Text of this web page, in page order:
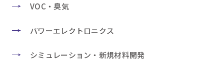
VOC・臭気
パワーエレクトロニクス
シミュレーション・新規材料開発